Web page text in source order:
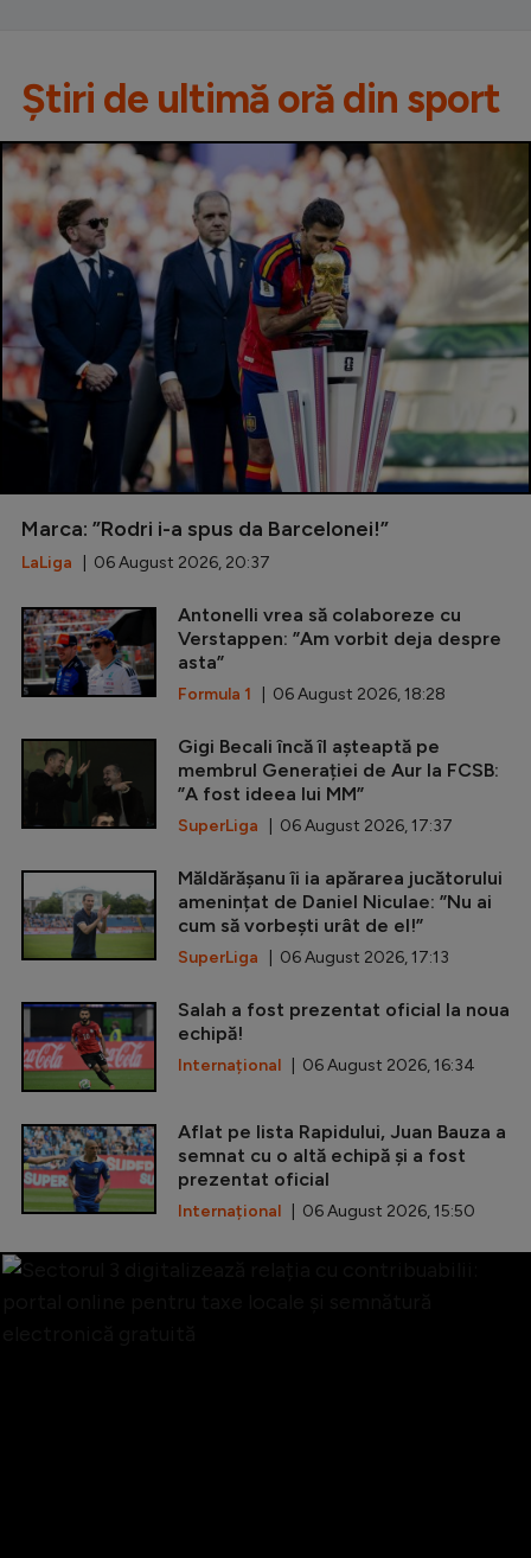
Știri de ultimă oră din sport
Marca: ”Rodri i-a spus da Barcelonei!”
LaLiga | 06 August 2026, 20:37
Antonelli vrea să colaboreze cu
Verstappen: ”Am vorbit deja despre
asta”
Formula 1 | 06 August 2026, 18:28
Gigi Becali încă îl așteaptă pe
membrul Generației de Aur la FCSB:
”A fost ideea lui MM”
SuperLiga | 06 August 2026, 17:37
Măldărășanu îi ia apărarea jucătorului
amenințat de Daniel Niculae: ”Nu ai
cum să vorbești urât de el!”
SuperLiga | 06 August 2026, 17:13
Salah a fost prezentat oficial la noua
echipă!
Internațional | 06 August 2026, 16:34
Aflat pe lista Rapidului, Juan Bauza a
semnat cu o altă echipă și a fost
prezentat oficial
Internațional | 06 August 2026, 15:50